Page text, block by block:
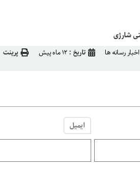
اخبار رسانه ها تاریخ : ۱۲ ماه پیش
پرینت
ایمیل